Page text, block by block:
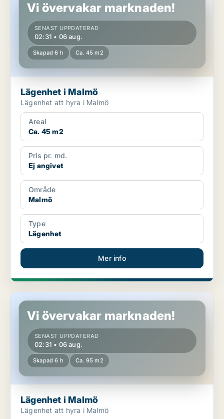
Vi övervakar marknaden!
SENAST UPPDATERAD
02:31 • 06 aug.
Skapad 6 h Ca. 45 m2
Lägenhet i Malmö
Lägenhet att hyra i Malmö
Areal
Ca. 45 m2
Pris pr. md.
Ej angivet
Område
Malmö
Type
Lägenhet
Mer info
Lägenhet i Malmö
Vi övervakar marknaden!
SENAST UPPDATERAD
02:31 • 06 aug.
Skapad 6 h Ca. 95 m2
Lägenhet i Malmö
Lägenhet att hyra i Malmö